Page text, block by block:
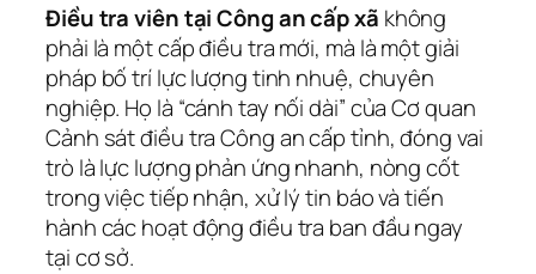
Điều tra viên tại Công an cấp xã không
phải là một cấp điều tra mới, mà là một giải
pháp bố trí lực lượng tinh nhuệ, chuyên
nghiệp. Họ là “cánh tay nối dài” của Cơ quan
Cảnh sát điều tra Công an cấp tỉnh, đóng vai
trò là lực lượng phản ứng nhanh, nòng cốt
trong việc tiếp nhận, xử lý tin báo và tiến
hành các hoạt động điều tra ban đầu ngay
tại cơ sở.